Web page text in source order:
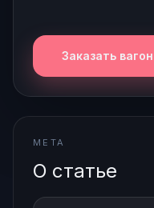
Заказать
META
О статье